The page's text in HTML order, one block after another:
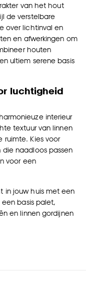
van het hout
de verstelbare
over lichtinval en
en afwerkingen om
houten
ultiem serene basis
luchtigheid
interieur
textuur van linnen
Kies voor
naadloos passen
voor een
in jouw huis met een
basis palet,
en linnen gordijnen